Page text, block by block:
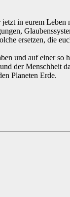
in eurem Leben
ersetzen, die
und auf einer so
der Menschheit
Planeten Erde.